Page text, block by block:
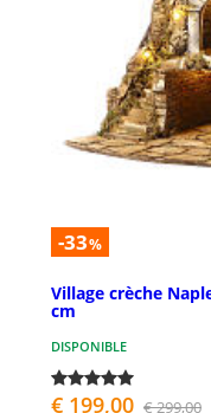
-33%
Village crèche
cm
DISPONIBLE
€ 199,00 € 299,00